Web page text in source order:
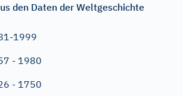
den Daten der Weltgeschichte
1999
- 1980
- 1750